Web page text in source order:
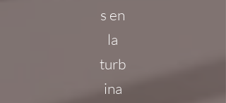
s en
la
turb
ina